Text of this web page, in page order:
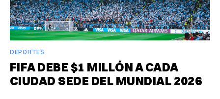
DEPORTES
FIFA DEBE $1 MILLÓN A CADA
CIUDAD SEDE DEL MUNDIAL 2026